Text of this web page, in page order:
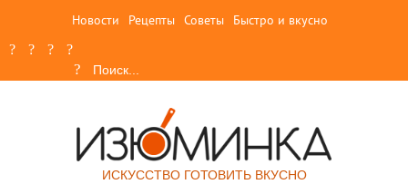
Новости Рецепты Советы Быстро и вкусно
ИСКУССТВО ГОТОВИТЬ ВКУСНО